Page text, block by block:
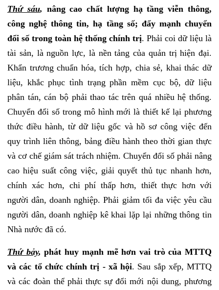
Thứ sáu, nâng cao chất lượng hạ tầng viễn thông,
công nghệ thông tin, hạ tầng số; đẩy mạnh chuyển
đổi số trong toàn hệ thống chính trị. Phải coi dữ liệu là
tài sản, là nguồn lực, là nền tảng của quản trị hiện đại.
Khẩn trương chuẩn hóa, tích hợp, chia sẻ, khai thác dữ
liệu, khắc phục tình trạng phần mềm cục bộ, dữ liệu
phân tán, cán bộ phải thao tác trên quá nhiều hệ thống.
Chuyển đổi số trong mô hình mới là thiết kế lại phương
thức điều hành, từ dữ liệu gốc và hồ sơ công việc đến
quy trình liên thông, bảng điều hành theo thời gian thực
và cơ chế giám sát trách nhiệm. Chuyển đổi số phải nâng
cao hiệu suất công việc, giải quyết thủ tục nhanh hơn,
chính xác hơn, chi phí thấp hơn, thiết thực hơn với
người dân, doanh nghiệp. Phải giảm tối đa việc yêu cầu
người dân, doanh nghiệp kê khai lặp lại những thông tin
Nhà nước đã có.
Thứ bảy,phát huy mạnh mẽ hơn vai trò của MTTQ
và các tổ chức chính trị - xã hội. Sau sắp xếp, MTTQ
và các đoàn thể phải thực sự đổi mới nội dung, phương